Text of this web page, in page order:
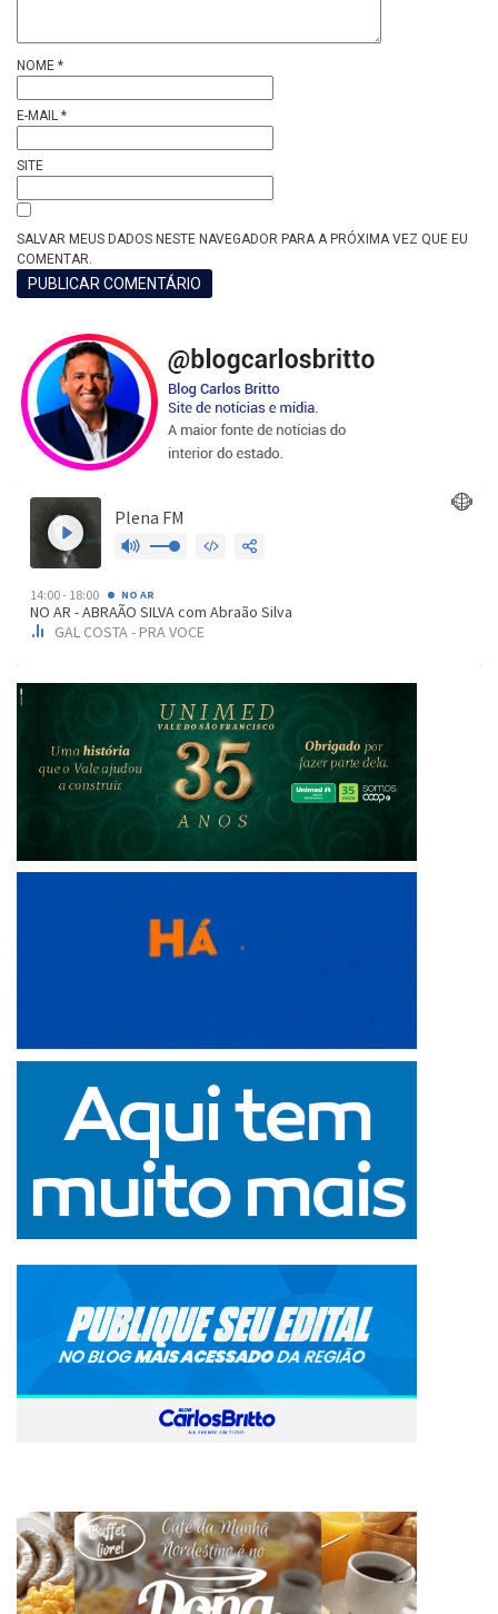
NOME *
E-MAIL *
SITE
SALVAR MEUS DADOS NESTE NAVEGADOR PARA A PRÓXIMA VEZ QUE EU
COMENTAR.